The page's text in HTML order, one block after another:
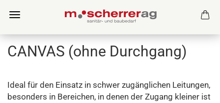
CANVAS (ohne Durchgang)
Ideal für den Einsatz in schwer zugänglichen Leitungen,
besonders in Bereichen, in denen der Zugang kleiner ist